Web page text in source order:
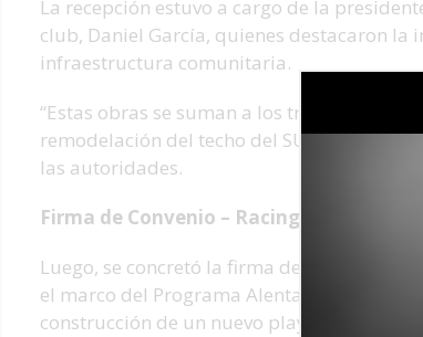
La recepción estuvo a cargo de la
club, Daniel García, quienes destacaron
infraestructura comunitaria.
“Estas obras se suman a los trabajos que
remodelación del techo del SUM,
las autoridades.
Firma de Convenio – Racing Lawn Tennis
Luego, se concretó la firma de un nuevo
el marco del Programa Alentar, que
construcción de un nuevo playón deportivo.